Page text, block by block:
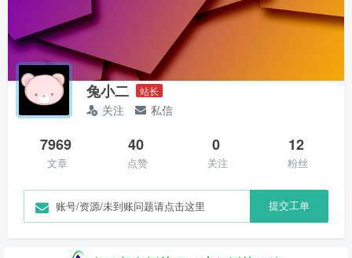
兔小二 站长
关注 私信
7969
文章
40
点赞
0
关注
12
粉丝
账号/资源/未到账问题请点击这里 提交工单